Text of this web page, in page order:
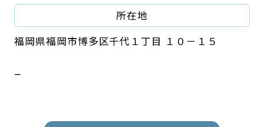
所在地
福岡県福岡市博多区千代１丁目 １０－１５
ー